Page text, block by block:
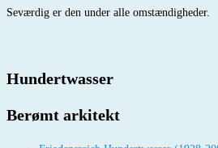
Seværdig er den under alle omstændigheder.
Hundertwasser
Berømt arkitekt